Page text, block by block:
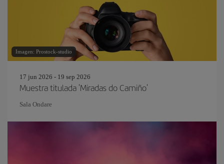
Imagen: Prostock-studio
17 jun 2026 - 19 sep 2026
Muestra titulada 'Miradas do Camiño'
Sala Ondare